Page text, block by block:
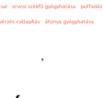
orvosi székfű gyógyhatása puffadás
csillapítás áfonya gyógyhatása